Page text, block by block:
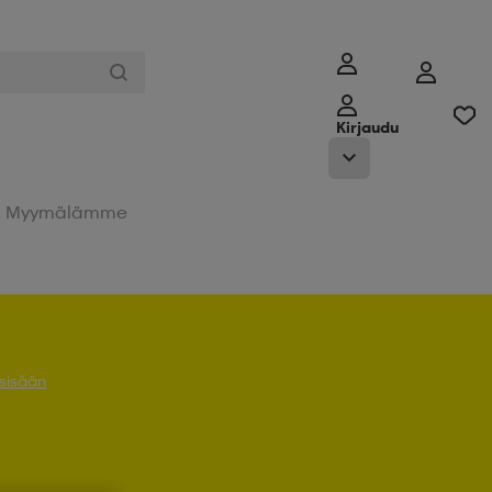
Kirjaudu
Myymälämme